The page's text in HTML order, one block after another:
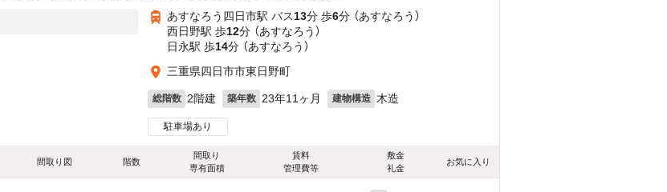
あすなろう四日市駅 バス13分 歩6分 （あすなろう）
西日野駅 歩12分 （あすなろう）
日永駅 歩14分 （あすなろう）
三重県四日市市東日野町
総階数 2階建 築年数 23年11ヶ月 建物構造 木造
駐車場あり
間取り図 階数
間取り
専有面積
賃料
管理費等
敷金
礼金
お気に入り